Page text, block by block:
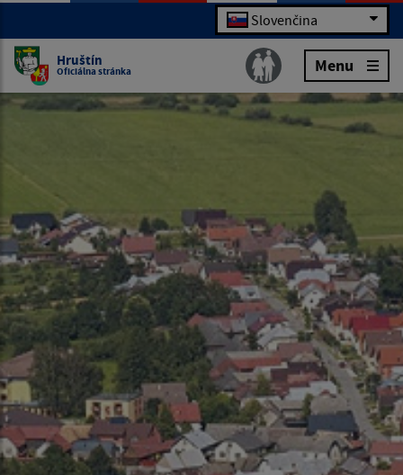
Slovenčina
Hruštín
Oficiálna stránka Menu